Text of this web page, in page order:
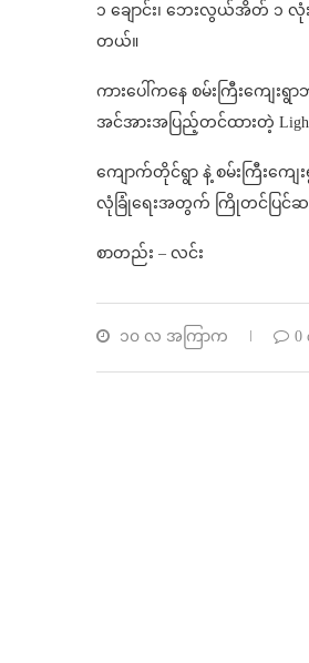
၁ ချောင်း၊ ဘေးလွယ်အိတ် ၁
တယ်။
ကားပေါ်ကနေ စမ်းကြီးကျေး
အင်အားအပြည့်တင်ထားတဲ့
ကျောက်တိုင်ရွာ နဲ့ စမ်းကြီးက
လုံခြုံရေးအတွက် ကြိုတင်ပြင်ဆ
စာတည်း – လင်း
၁၀ လ အကြာက 0